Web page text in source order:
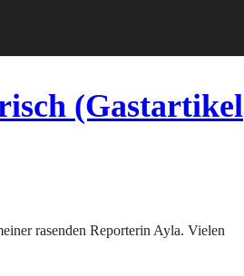
(Gastartikel